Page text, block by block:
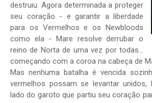
destruiu. Agora determinada a proteger
seu coração - e garantir a liberdade
para os Vermelhos e os Newbloods
como ela - Mare resolve derrubar o
reino de Norta de uma vez por todas…
começando com a coroa na cabeça de
Mas nenhuma batalha é vencida
vermelhos possam se levantar unidos,
lado do garoto que partiu seu coração